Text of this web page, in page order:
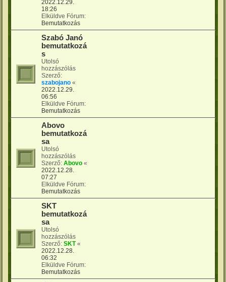
2022.12.29.
18:26
Elküldve Fórum:
Bemutatkozás
Szabó Janó
bemutatkozá
s
Utolsó
hozzászólás
Szerző:
szabojano «
2022.12.29.
06:56
Elküldve Fórum:
Bemutatkozás
Abovo
bemutatkozá
sa
Utolsó
hozzászólás
Szerző: Abovo «
2022.12.28.
07:27
Elküldve Fórum:
Bemutatkozás
SKT
bemutatkozá
sa
Utolsó
hozzászólás
Szerző: SKT«
2022.12.28.
06:32
Elküldve Fórum:
Bemutatkozás